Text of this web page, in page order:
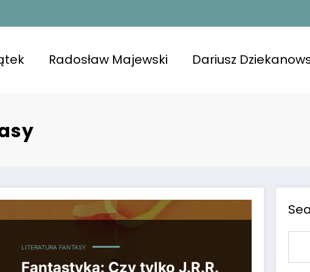
Radosław Majewski Dariusz
i słowiańskich wierzeniach w literaturze fantasy
LITERATURA FANTASY
Fantastyka: Czy tylko J.R.R.